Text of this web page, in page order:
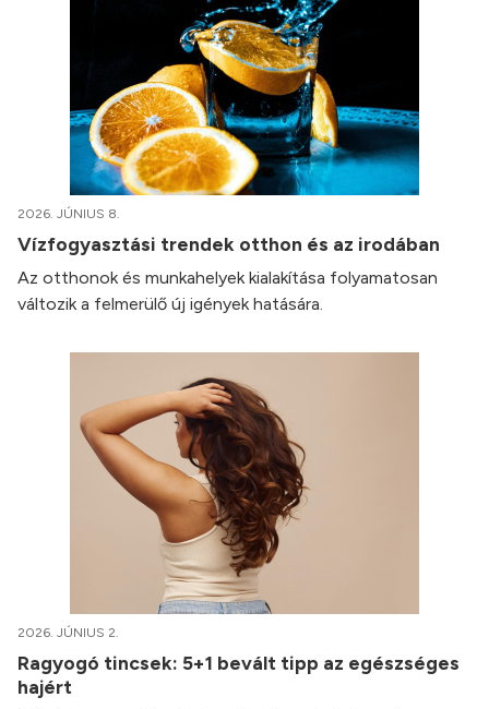
2026. JÚNIUS 8.
Vízfogyasztási trendek otthon és az irodában
Az otthonok és munkahelyek kialakítása folyamatosan
változik a felmerülő új igények hatására.
2026. JÚNIUS 2.
Ragyogó tincsek: 5+1 bevált tipp az egészséges
hajért